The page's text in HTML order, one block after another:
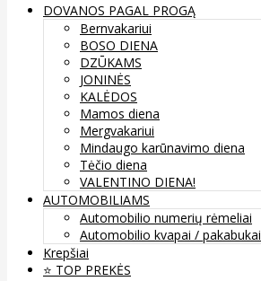
DOVANOS PAGAL PROGĄ
Bernvakariui
BOSO DIENA
DZŪKAMS
JONINĖS
KALĖDOS
Mamos diena
Mergvakariui
Mindaugo karūnavimo diena
Tėčio diena
VALENTINO DIENA!
AUTOMOBILIAMS
Automobilio numerių rėmeliai
Automobilio kvapai / pakabukai
Krepšiai
⭐️ TOP PREKĖS